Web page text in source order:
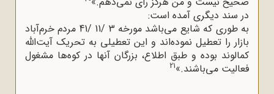
در سند دیگری آمده است:
به طوری که شایع می‌باشد مورخه 3 /11 /41 مردم خرم‌آباد
بازار را تعطیل نموده‌اند و این تعطیلی به تحریک آیت‌الله
کمالوند بوده و طبق اطلاع، بزرگان آنها در کوه‌ها مشغول
فعالیت می‌باشند.»21